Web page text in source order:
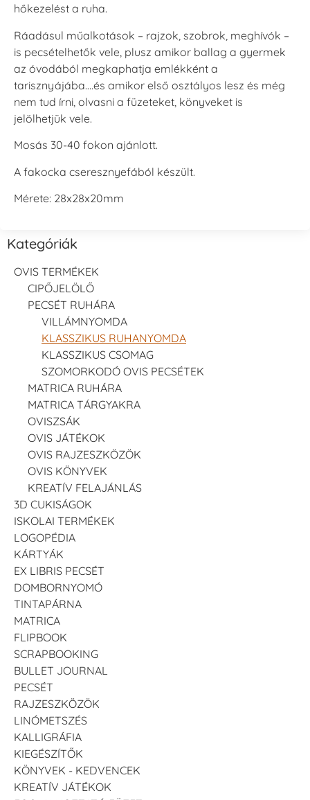
hőkezelést a ruha.
Ráadásul műalkotások – rajzok, szobrok, meghívók –
is pecsételhetők vele, plusz amikor ballag a gyermek
az óvodából megkaphatja emlékként a
tarisznyájába….és amikor első osztályos lesz és még
nem tud írni, olvasni a füzeteket, könyveket is
jelölhetjük vele.
Mosás 30-40 fokon ajánlott.
A fakocka cseresznyefából készült.
Mérete: 28x28x20mm
Kategóriák
OVIS TERMÉKEK
CIPŐJELÖLŐ
PECSÉT RUHÁRA
VILLÁMNYOMDA
KLASSZIKUS RUHANYOMDA
KLASSZIKUS CSOMAG
SZOMORKODÓ OVIS PECSÉTEK
MATRICA RUHÁRA
MATRICA TÁRGYAKRA
OVISZSÁK
OVIS JÁTÉKOK
OVIS RAJZESZKÖZÖK
OVIS KÖNYVEK
KREATÍV FELAJÁNLÁS
3D CUKISÁGOK
ISKOLAI TERMÉKEK
LOGOPÉDIA
KÁRTYÁK
EX LIBRIS PECSÉT
DOMBORNYOMÓ
TINTAPÁRNA
MATRICA
FLIPBOOK
SCRAPBOOKING
BULLET JOURNAL
PECSÉT
RAJZESZKÖZÖK
LINÓMETSZÉS
KALLIGRÁFIA
KIEGÉSZÍTŐK
KÖNYVEK - KEDVENCEK
KREATÍV JÁTÉKOK